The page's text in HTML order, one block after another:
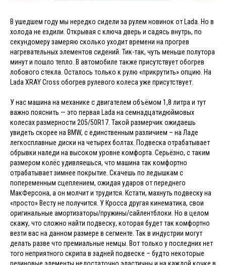
В ушедшем году мы нередко сидели за рулем новинок от Lada. Но в
холода не ездили. Открывая с ключа дверь и садясь внутрь, по
секундомеру замеряю сколько уходит времени на прогрев
нагревательных элементов сидений. Тик-так, чуть меньше полутора
минут и пошло тепло. В автомобиле также присутствует обогрев
лобового стекла. Осталось только к рулю «прикрутить» опцию. На
Lada XRAY Cross обогрев рулевого колеса уже присутствует.
У нас машина на механике с двигателем объёмом 1,8 литра и тут
важно пояснить — это первая Lada на семнадцатидюймовых
колесах размерности 205/50R17. Такой размерчик ожидаешь
увидеть скорее на BMW, с единственным различием – на Ладе
легкосплавные диски на четырех болтах. Подвеска отрабатывает
обрывки наледи на высоком уровне комфорта. Серьёзно, с таким
размером колёс удивляешься, что машина так комфортно
отрабатывает зимнее покрытие. Скачешь по ледышкам с
попеременным сцеплением, ожидая ударов от переднего
МакФерсона, а он молчит и трудится. Кстати, махнуть подвеску на
«просто» Весту не получится. У Кросса другая кинематика, свои
оригинальные амортизаторы/пружины/сайлентблоки. Но в целом
скажу, что сложно найти подвеску, которая будет так комфортно
везти вас на данном размере в сегменте. Так в индустрии могут
делать разве что премиальные немцы. Вот только у последних нет
того неприятного скрипа в задней подвеске – будто некоторые